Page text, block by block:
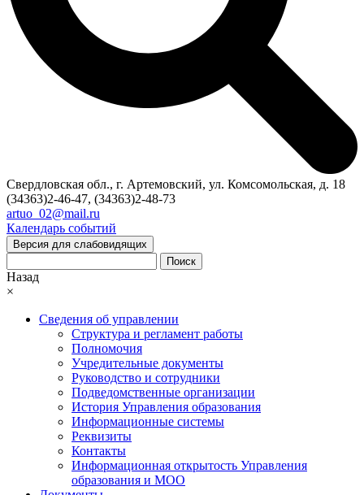
Свердловская обл., г. Артемовский, ул. Комсомольская, д. 18
(34363)2-46-47, (34363)2-48-73
artuo_02@mail.ru
Календарь событий
Версия для слабовидящих
Поиск
Назад
×
Сведения об управлении
Структура и регламент работы
Полномочия
Учредительные документы
Руководство и сотрудники
Подведомственные организации
История Управления образования
Информационные системы
Реквизиты
Контакты
Информационная открытость Управления
образования и МОО